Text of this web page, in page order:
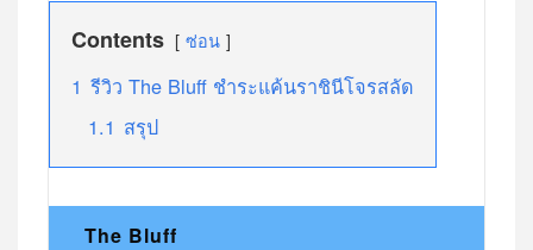
Contents ซ่อน
1 รีวิว The Bluff ชำระแค้นราชินีโจรสลัด
1.1 สรุป
The Bluff